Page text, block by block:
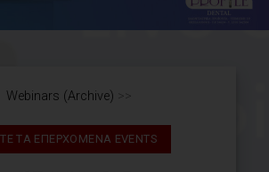
Webinars (Archive) >>
ΤΑ ΕΠΕΡΧΟΜΕΝΑ EVENTS